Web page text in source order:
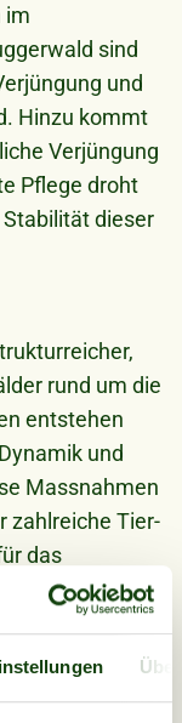
im
sind
und
Hinzu kommt
Verjüngung
Pflege droht
dieser
rund um die
entstehen
und
Massnahmen
zahlreiche Tier-
das